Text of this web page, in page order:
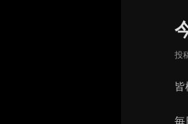
投
皆
毎